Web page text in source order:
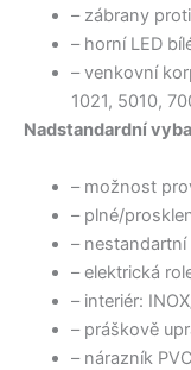
– zábrany
– horní LED
– venkovní
1021, 5010,
Nadstandardní
– možnost
– plné/
– nestandartní
– elektrická
– interiér:
– práškově
– nárazník